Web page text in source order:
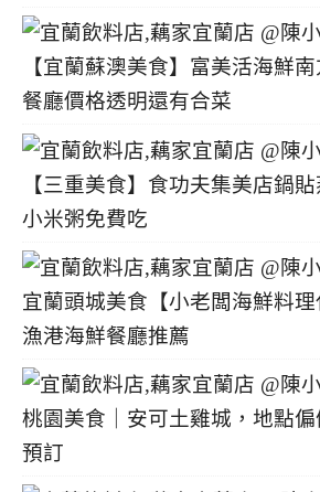
【宜蘭蘇澳美食】富美活海鮮
餐廳價格透明還有合菜
【三重美食】食功夫集美店鍋
小米粥免費吃
宜蘭頭城美食【小老闆海鮮料
漁港海鮮餐廳推薦
桃園美食｜安可土雞城，地點
預訂